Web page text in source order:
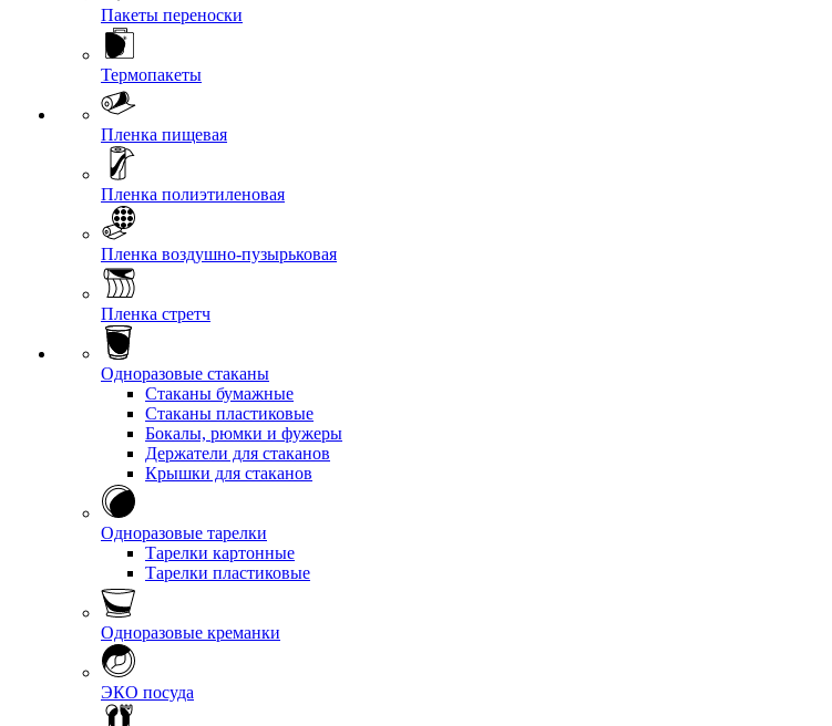
Пакеты переноски
Термопакеты
Пленка пищевая
Пленка полиэтиленовая
Пленка воздушно-пузырьковая
Пленка стретч
Одноразовые стаканы
Стаканы бумажные
Стаканы пластиковые
Бокалы, рюмки и фужеры
Держатели для стаканов
Крышки для стаканов
Одноразовые тарелки
Тарелки картонные
Тарелки пластиковые
Одноразовые креманки
ЭКО посуда